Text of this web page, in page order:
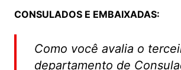
CONSULADOS E EMBAIXADAS:
Como você avalia o
departamento de